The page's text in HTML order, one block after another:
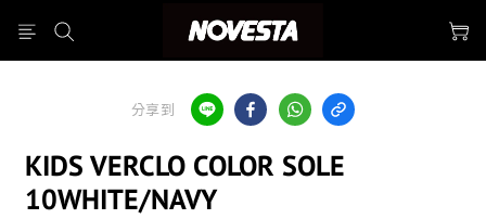
分享到
KIDS VERCLO COLOR SOLE
10WHITE/NAVY